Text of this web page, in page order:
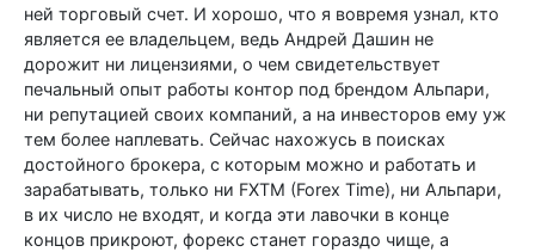
ней торговый счет. И хорошо, что я вовремя узнал, кто
является ее владельцем, ведь Андрей Дашин не
дорожит ни лицензиями, о чем свидетельствует
печальный опыт работы контор под брендом Альпари,
ни репутацией своих компаний, а на инвесторов ему уж
тем более наплевать. Сейчас нахожусь в поисках
достойного брокера, с которым можно и работать и
зарабатывать, только ни FXTM (Forex Time), ни Альпари,
в их число не входят, и когда эти лавочки в конце
концов прикроют, форекс станет гораздо чище, а